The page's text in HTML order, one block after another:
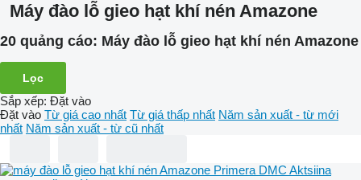
Máy đào lỗ gieo hạt khí nén Amazone
20 quảng cáo: Máy đào lỗ gieo hạt khí nén Amazone
Lọc
Sắp xếp: Đặt vào
Đặt vào Từ giá cao nhất Từ giá thấp nhất Năm sản xuất - từ mới
nhất Năm sản xuất - từ cũ nhất